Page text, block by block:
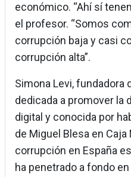
económico. “Ahí sí
el profesor. “Somos
corrupción baja y casi
corrupción alta”.
Simona Levi, fundadora
dedicada a promover la
digital y conocida por
de Miguel Blesa en Caja
corrupción en España
ha penetrado a fondo